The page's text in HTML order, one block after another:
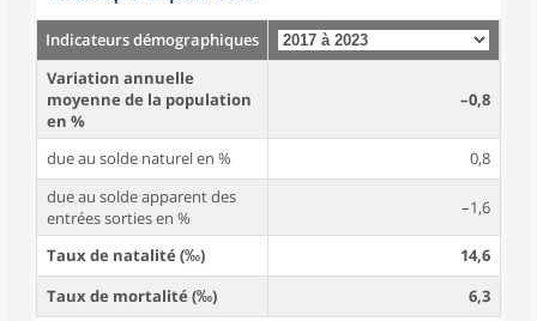
Indicateurs démographiques
Variation annuelle
moyenne de la population
en %
–0,8
due au solde naturel en %
0,8
due au solde apparent des
entrées sorties en %
–1,6
Taux de natalité (‰)
14,6
Taux de mortalité (‰)
6,3